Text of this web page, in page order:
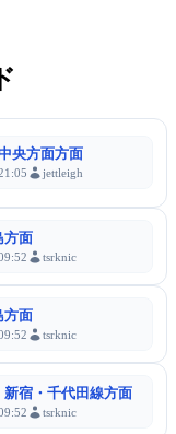
央方面方面
jettleigh
方面
tsrknic
方面
tsrknic
新宿・千代田線方面
tsrknic